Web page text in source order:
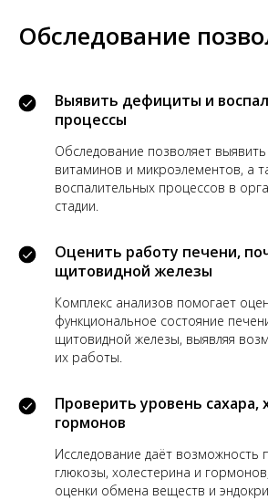
Обследование
Выявить дефициты и
процессы
Обследование позволяет
витаминов и микроэлементов, а
воспалительных процессов в
стадии.
Оценить работу печени,
щитовидной железы
Комплекс анализов помогает
функциональное состояние
щитовидной железы, выявляя
их работы.
Проверить уровень сахара,
гормонов
Исследование даёт возможность
глюкозы, холестерина и
оценки обмена веществ и